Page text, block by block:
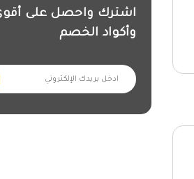
اشترك واحصل على
وأكواد الخصم